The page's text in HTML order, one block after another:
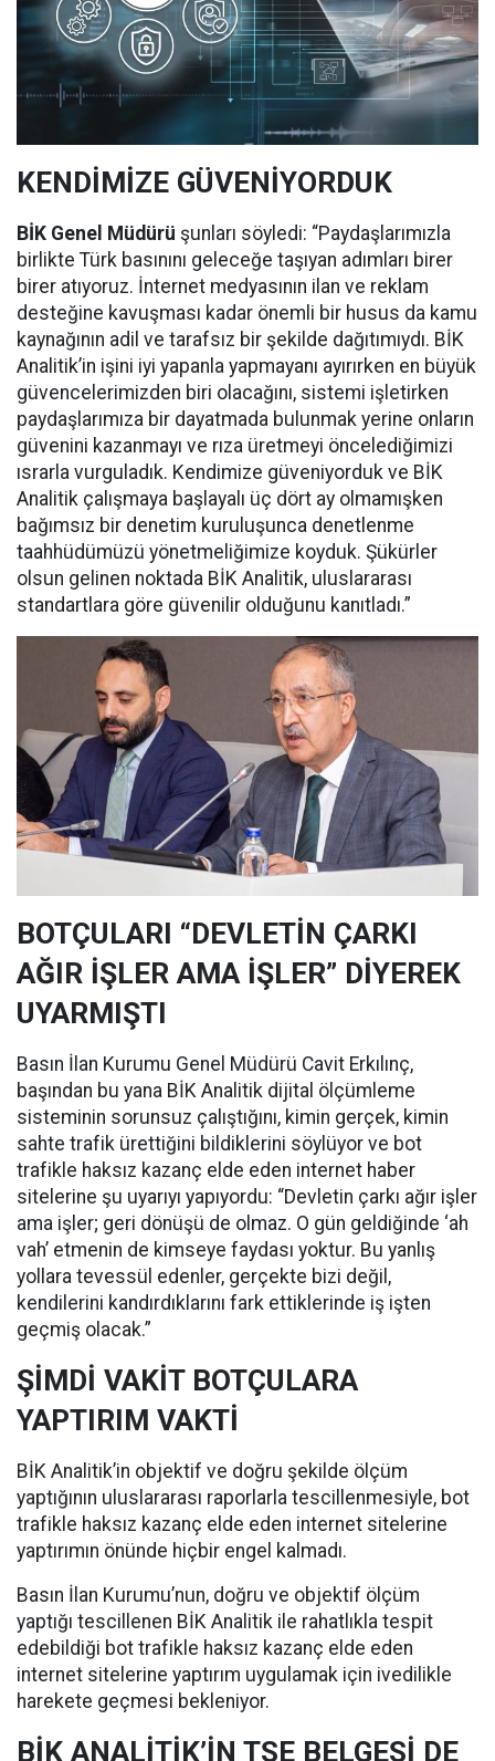
KENDİMİZE GÜVENİYORDUK
BİK Genel Müdürü şunları söyledi: “Paydaşlarımızla
birlikte Türk basınını geleceğe taşıyan adımları birer
birer atıyoruz. İnternet medyasının ilan ve reklam
desteğine kavuşması kadar önemli bir husus da kamu
kaynağının adil ve tarafsız bir şekilde dağıtımıydı. BİK
Analitik’in işini iyi yapanla yapmayanı ayırırken en büyük
güvencelerimizden biri olacağını, sistemi işletirken
paydaşlarımıza bir dayatmada bulunmak yerine onların
güvenini kazanmayı ve rıza üretmeyi öncelediğimizi
ısrarla vurguladık. Kendimize güveniyorduk ve BİK
Analitik çalışmaya başlayalı üç dört ay olmamışken
bağımsız bir denetim kuruluşunca denetlenme
taahhüdümüzü yönetmeliğimize koyduk. Şükürler
olsun gelinen noktada BİK Analitik, uluslararası
standartlara göre güvenilir olduğunu kanıtladı.”
BOTÇULARI “DEVLETİN ÇARKI
AĞIR İŞLER AMA İŞLER” DİYEREK
UYARMIŞTI
Basın İlan Kurumu Genel Müdürü Cavit Erkılınç,
başından bu yana BİK Analitik dijital ölçümleme
sisteminin sorunsuz çalıştığını, kimin gerçek, kimin
sahte trafik ürettiğini bildiklerini söylüyor ve bot
trafikle haksız kazanç elde eden internet haber
sitelerine şu uyarıyı yapıyordu: “Devletin çarkı ağır işler
ama işler; geri dönüşü de olmaz. O gün geldiğinde ‘ah
vah’ etmenin de kimseye faydası yoktur. Bu yanlış
yollara tevessül edenler, gerçekte bizi değil,
kendilerini kandırdıklarını fark ettiklerinde iş işten
geçmiş olacak.”
ŞİMDİ VAKİT BOTÇULARA
YAPTIRIM VAKTİ
BİK Analitik’in objektif ve doğru şekilde ölçüm
yaptığının uluslararası raporlarla tescillenmesiyle, bot
trafikle haksız kazanç elde eden internet sitelerine
yaptırımın önünde hiçbir engel kalmadı.
Basın İlan Kurumu’nun, doğru ve objektif ölçüm
yaptığı tescillenen BİK Analitik ile rahatlıkla tespit
edebildiği bot trafikle haksız kazanç elde eden
internet sitelerine yaptırım uygulamak için ivedilikle
harekete geçmesi bekleniyor.
BİK ANALİTİK’İN TSE BELGESİ DE